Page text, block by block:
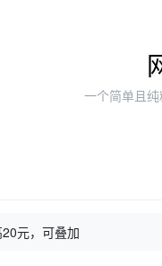
一个简单且
元，可叠加